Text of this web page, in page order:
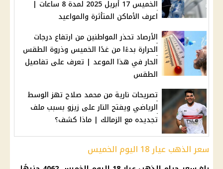
الخميس 17 أبريل 2025 لمدة 8 ساعات |
اعرف الأماكن المتأثرة والمواعيد
الأرصاد تحذر المواطنين من ارتفاع درجات
الحرارة بدءًا من غدًا الخميس وذروة الطقس
الحار في هذا الموعد | تعرف على تفاصيل
الطقس
تصريحات نارية من محمد صلاح تهز الوسط
الرياضي ويفتح النار على زيزو بسبب ملف
تجديده مع الزمالك | ماذا كشف؟
سعر الذهب عيار 18 اليوم الخميس